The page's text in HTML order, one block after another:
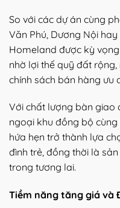
So với các dự án cùng
Văn Phú, Dương Nội
Homeland được kỳ
nhờ lợi thế quỹ đất
chính sách bán hàng ưu
Với chất lượng bàn giao
ngoại khu đồng bộ
hứa hẹn trở thành lựa
đình trẻ, đồng thời là
trong tương lai.
Tiềm năng tăng giá và